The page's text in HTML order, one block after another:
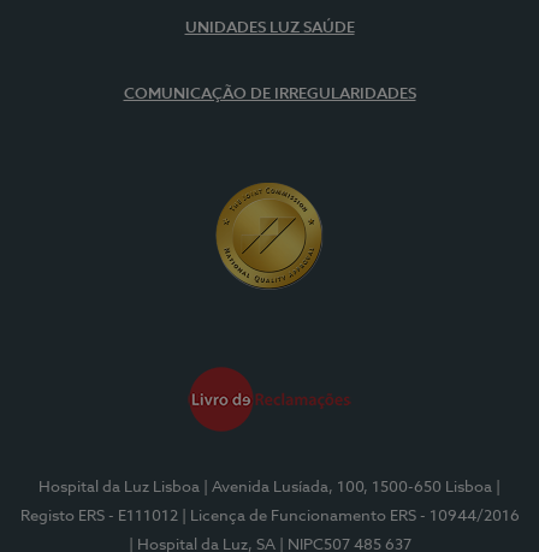
UNIDADES LUZ SAÚDE
COMUNICAÇÃO DE IRREGULARIDADES
Hospital da Luz Lisboa | Avenida Lusíada, 100, 1500-650 Lisboa
Registo ERS - E111012
| Licença de Funcionamento ERS - 10944/2016
| Hospital da Luz, SA
| NIPC507 485 637